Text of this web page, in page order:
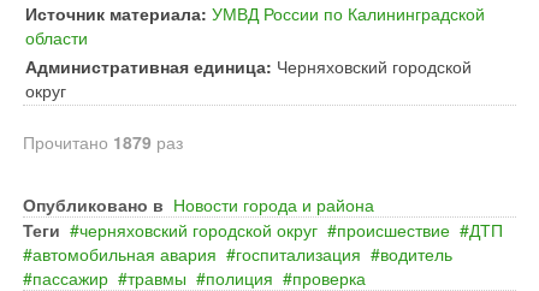
Источник материала: УМВД России по Калининградской
области
Административная единица: Черняховский городской
округ
Прочитано 1879 раз
Опубликовано в Новости города и района
Теги
черняховский городской округ происшествие
ДТП
автомобильная авария
госпитализация
водитель
пассажир
травмы полиция проверка